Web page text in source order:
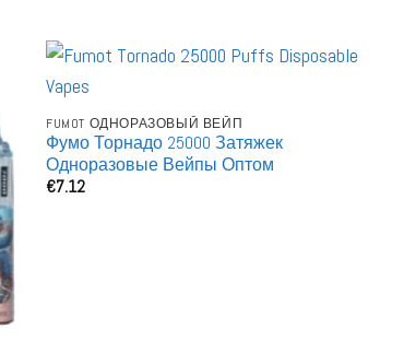
FUMOT ОДНОРАЗОВЫЙ ВЕЙП
Фумо Торнадо 25000 Затяжек
Одноразовые Вейпы Оптом
€7.12